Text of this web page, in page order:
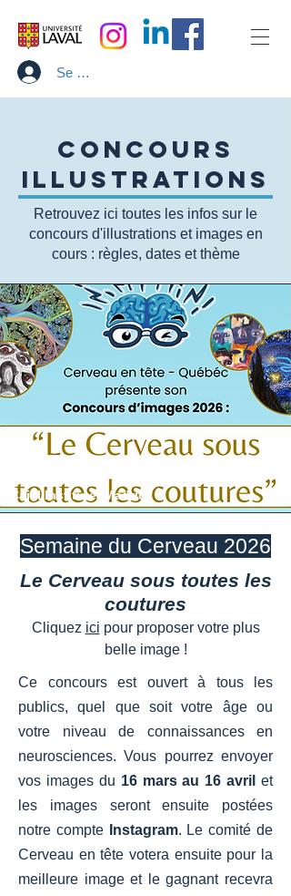
Se connecter
Concours
illustrations
Retrouvez ici toutes les infos sur le
concours d'illustrations et images en
cours : règles, dates et thème
“Purkinje neurons from the human
cerebellum,” an 1899 drawing. Credit:
Cajal Institute, Madrid
Semaine du Cerveau 2026
Le Cerveau sous toutes les
coutures
Cliquez ici pour proposer votre plus
belle image !
Ce concours est ouvert à tous les
publics, quel que soit votre âge ou
votre niveau de connaissances en
neurosciences. Vous pourrez envoyer
vos images du 16 mars au 16 avril et
les images seront ensuite postées
notre compte
Instagram. Le comité de
Cerveau en tête votera ensuite pour la
meilleure image et le gagnant recevra